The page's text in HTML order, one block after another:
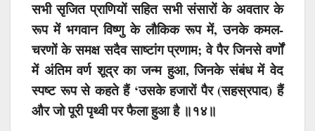
सभी सृजित प्राणियों सहित सभी संसारों के अवतार के
रूप में भगवान विष्णु के लौकिक रूप में, उनके कमल-
चरणों के समक्ष सदैव साष्टांग प्रणाम; वे पैर जिनसे वर्णों
में अंतिम वर्ण शूद्र का जन्म हुआ, जिनके संबंध में वेद
स्पष्ट रूप से कहते हैं ‘उसके हजारों पैर (सहस्रपाद) हैं
और जो पूरी पृथ्वी पर फैला हुआ है ॥१४॥